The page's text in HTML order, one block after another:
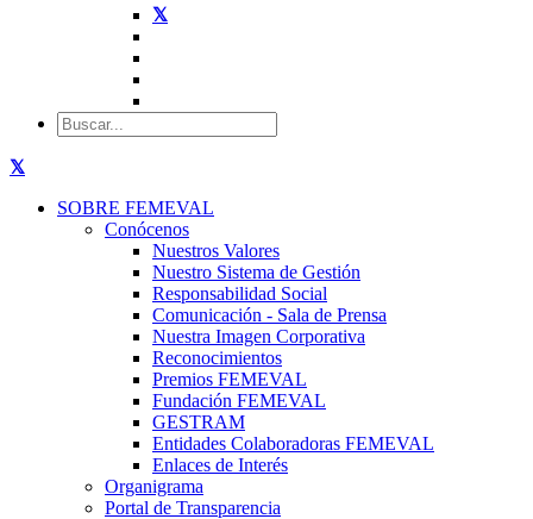
SOBRE FEMEVAL
Conócenos
Nuestros Valores
Nuestro Sistema de Gestión
Responsabilidad Social
Comunicación - Sala de Prensa
Nuestra Imagen Corporativa
Reconocimientos
Premios FEMEVAL
Fundación FEMEVAL
GESTRAM
Entidades Colaboradoras FEMEVAL
Enlaces de Interés
Organigrama
Portal de Transparencia